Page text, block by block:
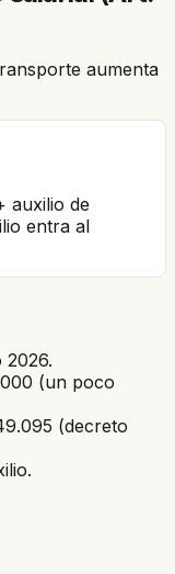
aumenta
auxilio de
entra al
2026.
(un poco
(decreto